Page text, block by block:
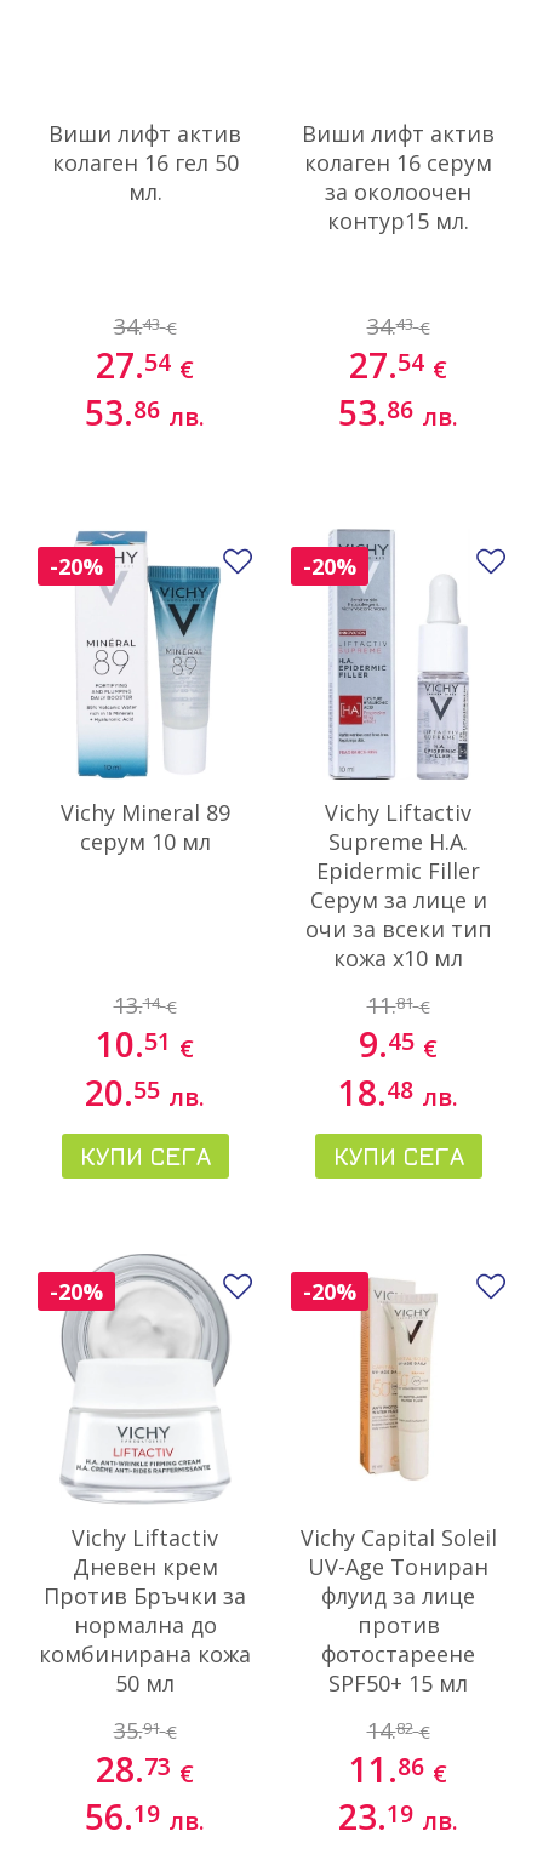
Виши лифт актив
колаген 16 гел 50
мл.
34.43 €
27.54 €
53.86 лв.
Виши лифт актив
колаген 16 серум
за околоочен
контур15 мл.
34.43 €
27.54 €
53.86 лв.
Vichy Mineral 89
серум 10 мл
13.14 €
10.51 €
20.55 лв.
КУПИ СЕГА
-20% Добави в любими
Vichy Liftactiv
Supreme H.A.
Epidermic Filler
Серум за лице и
очи за всеки тип
кожа x10 мл
11.81 €
9.45 €
18.48 лв.
КУПИ СЕГА
-20%
Vichy Liftactiv
Дневен крем
Против Бръчки за
нормална до
комбинирана кожа
50 мл
35.91 €
28.73 €
56.19 лв.
-20% Добави в любими
Vichy Capital Soleil
UV-Age Тониран
флуид за лице
против
фотостареене
SPF50+ 15 мл
14.82 €
11.86 €
23.19 лв.
-20%